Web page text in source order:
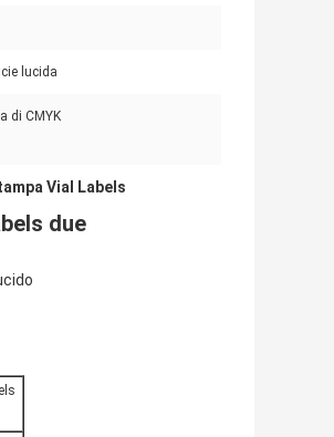
lucida
di CMYK
Vial Labels
due